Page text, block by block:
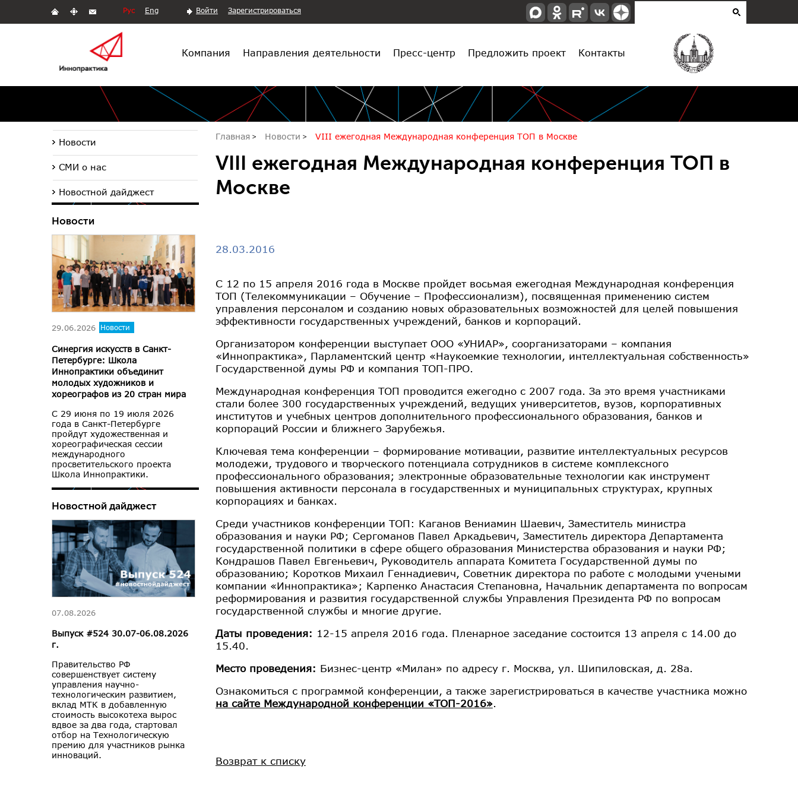
Рус Eng Войти Зарегистрироваться
Компания Направления деятельности Пресс-центр Предложить проект Контакты
Главная Новости VIII ежегодная Международная конференция ТОП в Москве
VIII ежегодная Международная конференция ТОП в
Москве
28.03.2016
С 12 по 15 апреля 2016 года в Москве пройдет восьмая ежегодная Международная конференция
ТОП (Телекоммуникации – Обучение – Профессионализм), посвященная применению систем
управления персоналом и созданию новых образовательных возможностей для целей повышения
эффективности государственных учреждений, банков и корпораций.
Организатором конференции выступает ООО «УНИАР», соорганизаторами – компания
«Иннопрактика», Парламентский центр «Наукоемкие технологии, интеллектуальная собственность»
Государственной думы РФ и компания ТОП-ПРО.
Международная конференция ТОП проводится ежегодно с 2007 года. За это время участниками
стали более 300 государственных учреждений, ведущих университетов, вузов, корпоративных
институтов и учебных центров дополнительного профессионального образования, банков и
корпораций России и ближнего Зарубежья.
Ключевая тема конференции – формирование мотивации, развитие интеллектуальных ресурсов
молодежи, трудового и творческого потенциала сотрудников в системе комплексного
профессионального образования; электронные образовательные технологии как инструмент
повышения активности персонала в государственных и муниципальных структурах, крупных
корпорациях и банках.
Среди участников конференции ТОП: Каганов Вениамин Шаевич, Заместитель министра
образования и науки РФ; Сергоманов Павел Аркадьевич, Заместитель директора Департамента
государственной политики в сфере общего образования Министерства образования и науки РФ;
Кондрашов Павел Евгеньевич, Руководитель аппарата Комитета Государственной думы по
образованию; Коротков Михаил Геннадиевич, Советник директора по работе с молодыми учеными
компании «Иннопрактика»; Карпенко Анастасия Степановна, Начальник департамента по вопросам
реформирования и развития государственной службы Управления Президента РФ по вопросам
государственной службы и многие другие.
Даты проведения: 12-15 апреля 2016 года. Пленарное заседание состоится 13 апреля с 14.00 до
15.40.
Место проведения: Бизнес-центр «Милан» по адресу г. Москва, ул. Шипиловская, д. 28а.
Ознакомиться с программой конференции, а также зарегистрироваться в качестве участника можно
на сайте Международной конференции «ТОП-2016».
Возврат к списку
Новости
СМИ о нас
Новостной дайджест
Новости
29.06.2026 Новости
Синергия искусств в Санкт-
Петербурге: Школа
Иннопрактики объединит
молодых художников и
хореографов из 20 стран мира
С 29 июня по 19 июля 2026
года в Санкт-Петербурге
пройдут художественная и
хореографическая сессии
международного
просветительского проекта
Школа Иннопрактики.
Новостной дайджест
07.08.2026
Выпуск #524 30.07-06.08.2026
г.
Правительство РФ
совершенствует систему
управления научно-
технологическим развитием,
вклад МТК в добавленную
стоимость высокотеха вырос
вдвое за два года, стартовал
отбор на Технологическую
премию для участников рынка
инноваций.